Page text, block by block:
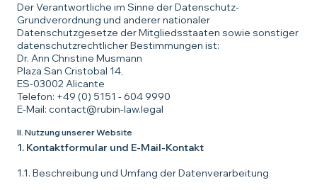
Der Verantwortliche im Sinne der Datenschutz-
Grundverordnung und anderer nationaler
Datenschutzgesetze der Mitgliedsstaaten sowie sonstiger
datenschutzrechtlicher Bestimmungen ist:
Dr. Ann Christine Musmann
Plaza San Cristobal 14,
ES-03002 Alicante
Telefon: +49 (0) 5151 - 604 9990
E-Mail: contact@rubin-law.legal
II. Nutzung unserer Website
1. Kontaktformular und E-Mail-Kontakt
1.1. Beschreibung und Umfang der Datenverarbeitung